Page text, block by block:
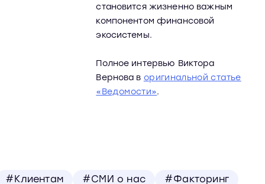
становится жизненно важным
компонентом финансовой
экосистемы.
Полное интервью Виктора
Вернова в оригинальной статье
«Ведомости».
#Клиентам #СМИ о нас #Факторинг